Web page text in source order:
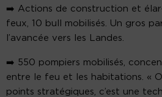
➡️ Actions de construction et
feux, 10 bull mobilisés. Un gros
l’avancée vers les Landes.
➡️ 550 pompiers mobilisés,
entre le feu et les habitations. «
points stratégiques, c’est une